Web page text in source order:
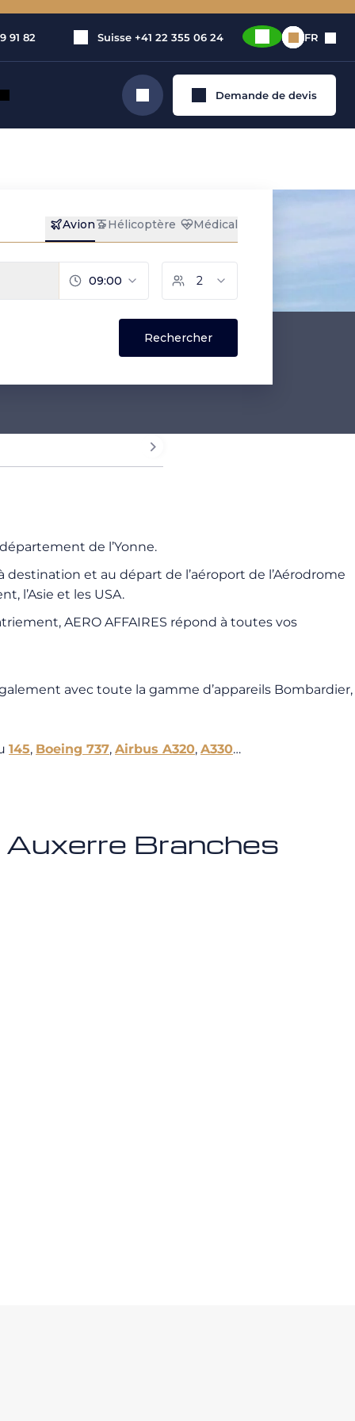
91 82 Suisse +41 22 355 06 24 FR
Rechercher Demande de devis
de l’Yonne.
et au départ de l’aéroport de l’Aérodrome
l’Asie et les USA.
AERO AFFAIRES répond à toutes vos
avec toute la gamme d’appareils Bombardier,
145, Boeing 737, Airbus A320, A330…
Branches